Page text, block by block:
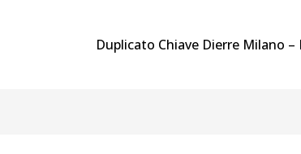
Duplicato Chiave Dierre Milano –